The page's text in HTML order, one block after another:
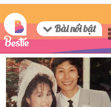
Bài nổi bật